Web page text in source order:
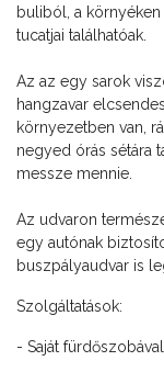
buliból, a
tucatjai találhatóak.
Az az egy sarok
hangzavar
környezetben van,
negyed órás sétára
messze mennie.
Az udvaron
egy autónak
buszpályaudvar is
Szolgáltatások:
- Saját